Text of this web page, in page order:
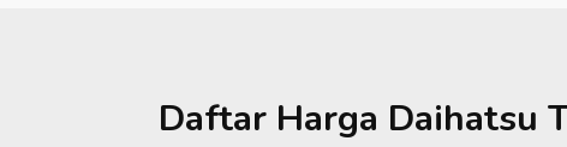
Daftar Harga Daihatsu